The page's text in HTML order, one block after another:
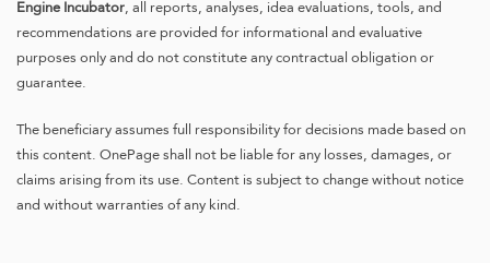
Engine Incubator, all reports, analyses, idea evaluations, tools, and
recommendations are provided for informational and evaluative
purposes only and do not constitute any contractual obligation or
guarantee.
The beneficiary assumes full responsibility for decisions made based on
this content. OnePage shall not be liable for any losses, damages, or
claims arising from its use. Content is subject to change without notice
and without warranties of any kind.